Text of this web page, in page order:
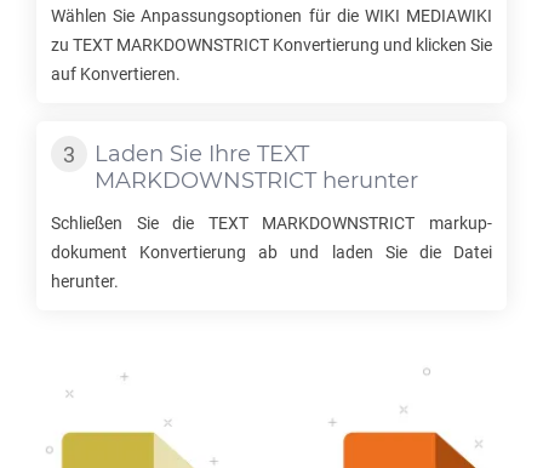
Wählen Sie Anpassungsoptionen für die WIKI MEDIAWIKI
zu TEXT MARKDOWNSTRICT Konvertierung und klicken Sie
auf Konvertieren.
Laden Sie Ihre TEXT
MARKDOWNSTRICTherunter
Schließen Sie die TEXT MARKDOWNSTRICT markup-
dokument Konvertierung ab und laden Sie die Datei
herunter.